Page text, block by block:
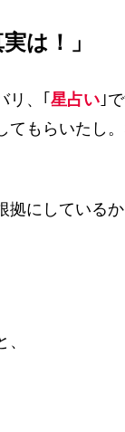
は！」
リ、｢ 星占い｣
もらいたし
にしている